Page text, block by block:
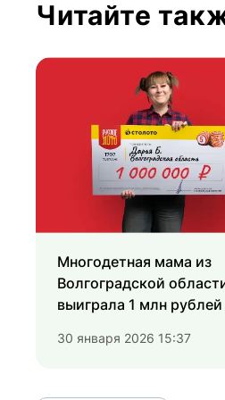
Читайте
Многодетная мама из
Волгоградской
выиграла 1 млн рублей
лото»
30 января 2026 15:37